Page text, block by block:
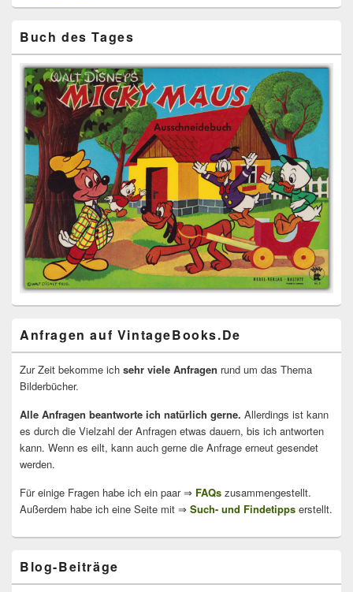
Buch des Tages
Anfragen auf VintageBooks.De
Zur Zeit bekomme ich sehr viele Anfragen rund um das Thema
Bilderbücher.
Alle Anfragen beantworte ich natürlich gerne. Allerdings ist kann
es durch die Vielzahl der Anfragen etwas dauern, bis ich antworten
kann. Wenn es eilt, kann auch gerne die Anfrage erneut gesendet
werden.
Für einige Fragen habe ich ein paar ⇒ FAQs zusammengestellt.
Außerdem habe ich eine Seite mit ⇒ Such- und Findetipps erstellt.
Blog-Beiträge